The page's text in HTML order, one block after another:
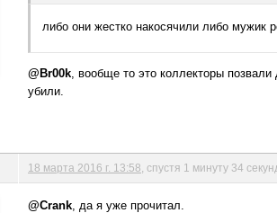
либо они жестко накосячили либо мужик
@Br00k, вообще то это коллекторы
убили.
18 марта 2016 г. 13:58 , спустя 1 минуту 34
@Crank, да я уже прочитал.